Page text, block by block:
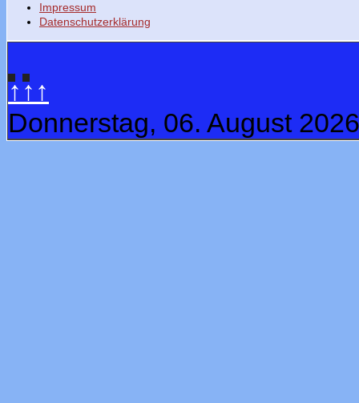
Impressum
Datenschutzerklärung
↑↑↑
Donnerstag, 06. August 2026